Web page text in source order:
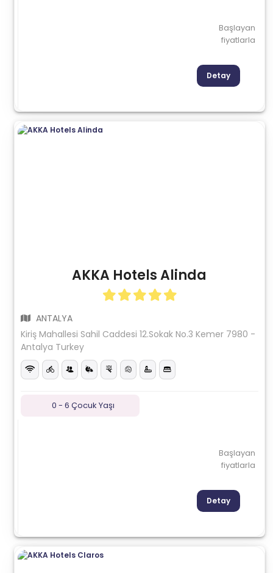
Başlayan
fiyatlarla
Detay
AKKA Hotels Alinda
ANTALYA
Kiriş Mahallesi Sahil Caddesi 12.Sokak No.3 Kemer 7980 -
Antalya Turkey
0 - 6 Çocuk Yaşı
Başlayan
fiyatlarla
Detay